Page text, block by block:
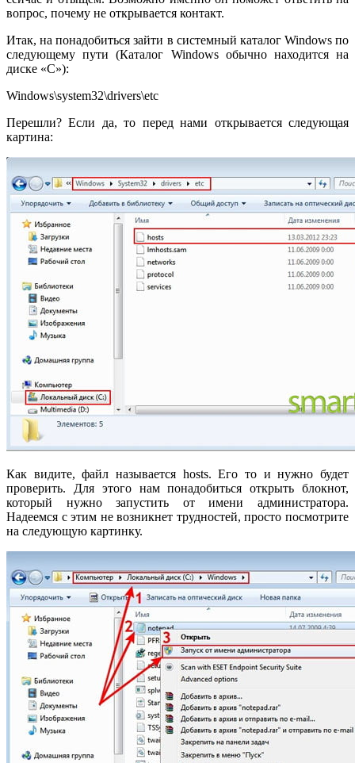
вопрос, почему не открывается контакт.
Итак, на понадобиться зайти в системный каталог Windows по
следующему пути (Каталог Windows обычно находится на
диске «C»):
Windows\system32\drivers\etc
Перешли? Если да, то перед нами открывается следующая
картина:
Как видите, файл называется hosts. Его то и нужно будет
проверить. Для этого нам понадобиться открыть блокнот,
который нужно запустить от имени администратора.
Надеемся с этим не возникнет трудностей, просто посмотрите
на следующую картинку.